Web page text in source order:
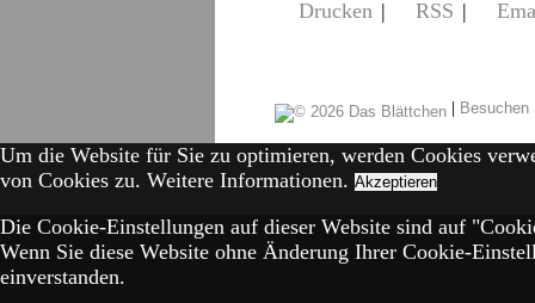
Drucken | RSS |
|
Um die Website für Sie zu optimieren, werden Cookies
von Cookies zu. Weitere Informationen. Akzeptieren
Die Cookie-Einstellungen auf dieser Website sind auf
Wenn Sie diese Website ohne Änderung Ihrer Cookie-
einverstanden.